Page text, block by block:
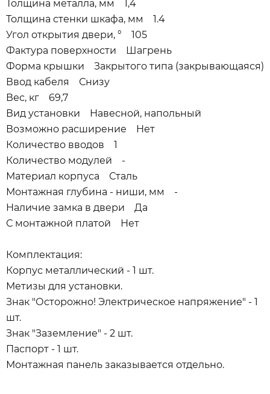
Толщина металла, мм 1,4
Толщина стенки шкафа, мм 1.4
Угол открытия двери, ° 105
Фактура поверхности Шагрень
Форма крышки Закрытого типа (закрывающаяся)
Ввод кабеля Снизу
Вес, кг 69,7
Вид установки Навесной, напольный
Возможно расширение Нет
Количество вводов 1
Количество модулей -
Материал корпуса Сталь
Монтажная глубина - ниши, мм -
Наличие замка в двери Да
С монтажной платой Нет
Комплектация:
Корпус металлический - 1 шт.
Метизы для установки.
Знак "Осторожно! Электрическое напряжение" - 1
шт.
Знак "Заземление" - 2 шт.
Паспорт - 1 шт.
Монтажная панель заказывается отдельно.